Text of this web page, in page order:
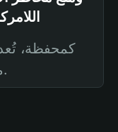
كمحفظة،
مهمتنا الأساسية.